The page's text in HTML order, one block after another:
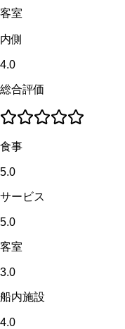
客室
内側
4.0
総合評価
食事
5.0
サービス
5.0
客室
3.0
船内施設
4.0